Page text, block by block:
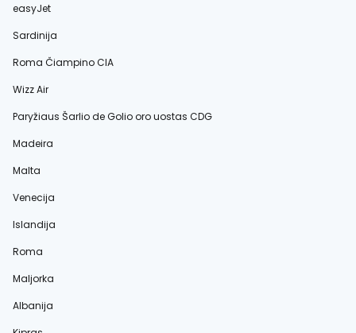
easyJet
Sardinija
Roma Čiampino CIA
Wizz Air
Paryžiaus Šarlio de Golio oro uostas CDG
Madeira
Malta
Venecija
Islandija
Roma
Maljorka
Albanija